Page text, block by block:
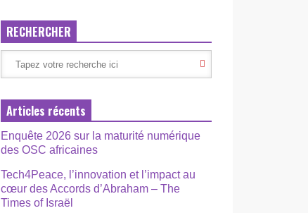
RECHERCHER
Articles récents
Enquête 2026 sur la maturité numérique
des OSC africaines
Tech4Peace, l’innovation et l’impact au
cœur des Accords d’Abraham – The
Times of Israël